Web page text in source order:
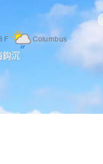
F Columbus
鈎沉